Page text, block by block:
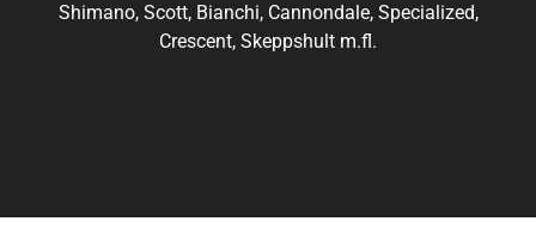
Shimano, Scott, Bianchi, Cannondale, Specialized,
Crescent, Skeppshult m.fl.